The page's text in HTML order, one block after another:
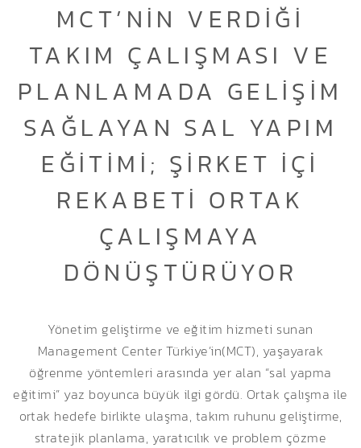
MCT’NIN VERDIĞI
TAKIM ÇALIŞMASI VE
PLANLAMADA GELIŞIM
SAĞLAYAN SAL YAPIM
EĞITIMI; ŞIRKET IÇI
REKABETI ORTAK
ÇALIŞMAYA
DÖNÜŞTÜRÜYOR
Yönetim geliştirme ve eğitim hizmeti sunan
Management Center Türkiye’in(MCT), yaşayarak
öğrenme yöntemleri arasında yer alan “sal yapma
eğitimi” yaz boyunca büyük ilgi gördü. Ortak çalışma ile
ortak hedefe birlikte ulaşma, takım ruhunu geliştirme,
stratejik planlama, yaratıcılık ve problem çözme